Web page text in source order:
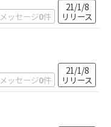
メッセージ0件
21/1/8
リリース
メッセージ0件
21/1/8
リリース